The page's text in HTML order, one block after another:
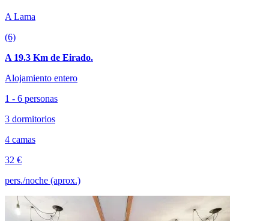
A Lama
(6)
A 19.3 Km de Eirado.
Alojamiento entero
1 - 6 personas
3 dormitorios
4 camas
32 €
pers./noche (aprox.)